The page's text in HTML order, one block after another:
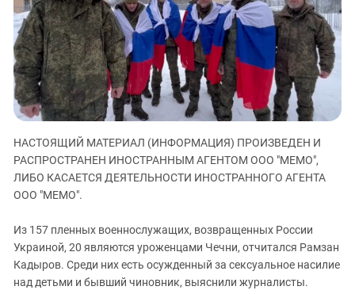
ЗАСТАВЛЯЕТ
КАВКАЗ ЗА ПАЛЕСТИНУ
ИНАКОМЫСЛИЕ В ЧЕЧНЕ
ПРЕСЛЕДОВАНИЕ АКТИВИСТОВ
МОБИЛИЗАЦИЯ И ПРОТЕСТЫ
Дагестан
Ингушетия
Кабардино-Балкария
Калмыкия
Карачаево-Черкесия
Краснодарский край
Нагорный Карабах
Российская Федерация
Северная Осетия - Алания
Ставропольский край
НАСТОЯЩИЙ МАТЕРИАЛ (ИНФОРМАЦИЯ) ПРОИЗВЕДЕН И
РАСПРОСТРАНЕН ИНОСТРАННЫМ АГЕНТОМ ООО "МЕМО",
ЛИБО КАСАЕТСЯ ДЕЯТЕЛЬНОСТИ ИНОСТРАННОГО АГЕНТА
ООО "МЕМО".
Из 157 пленных военнослужащих, возвращенных России
Украиной, 20 являются уроженцами Чечни, отчитался Рамзан
Кадыров. Среди них есть осужденный за сексуальное насилие
над детьми и бывший чиновник, выяснили журналисты.